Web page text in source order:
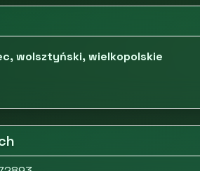
wolsztyński, wielkopolskie